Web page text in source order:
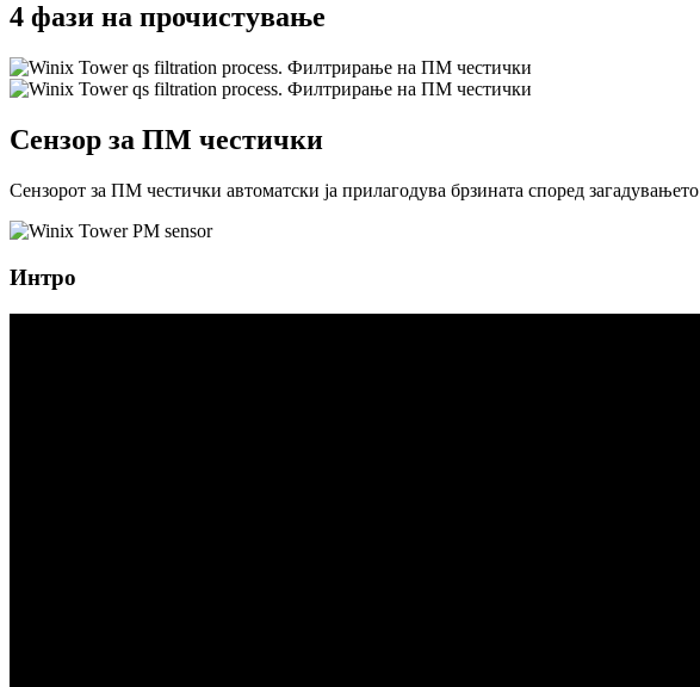
4 фази на прочистување
Сензор за ПМ честички
Сензорот за ПМ честички автоматски ја прилагодува брзината според загадувањето
Интро